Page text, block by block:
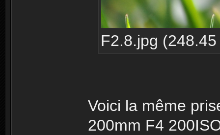
F2.8.jpg
Voici la même
200mm F4